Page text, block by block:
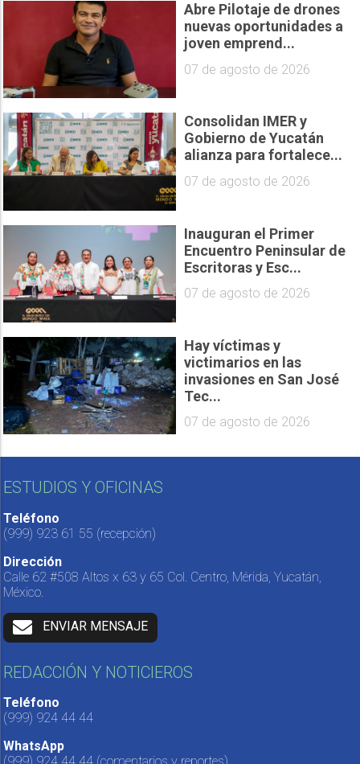
Abre Pilotaje de drones
nuevas oportunidades a
joven emprend...
07 de agosto de 2026
Consolidan IMER y
Gobierno de Yucatán
alianza para fortalece...
07 de agosto de 2026
Inauguran el Primer
Encuentro Peninsular de
Escritoras y Esc...
07 de agosto de 2026
Hay víctimas y
victimarios en las
invasiones en San José
Tec...
07 de agosto de 2026
ESTUDIOS Y OFICINAS
Teléfono
(999) 923 61 55 (recepción)
Dirección
Calle 62 #508 Altos x 63 y 65 Col. Centro, Mérida, Yucatán,
México.
ENVIAR MENSAJE
REDACCIÓN Y NOTICIEROS
Teléfono
(999) 924 44 44
WhatsApp